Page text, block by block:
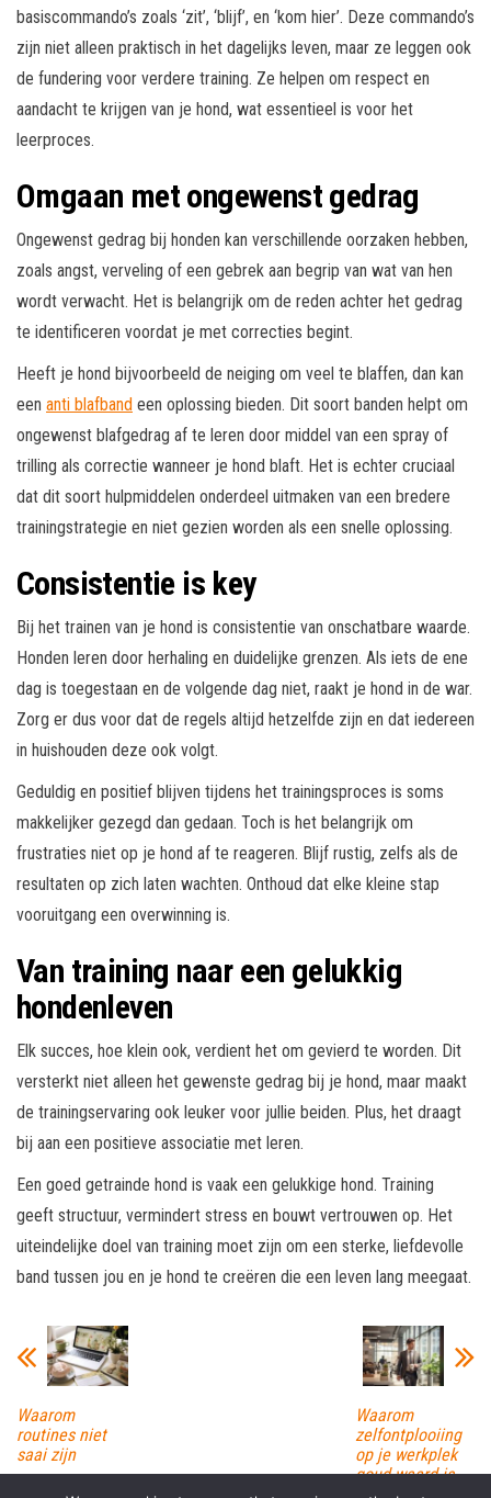
basiscommando’s zoals ‘zit’, ‘blijf’, en ‘kom hier’. Deze commando’s
zijn niet alleen praktisch in het dagelijks leven, maar ze leggen ook
de fundering voor verdere training. Ze helpen om respect en
aandacht te krijgen van je hond, wat essentieel is voor het
leerproces.
Omgaan met ongewenst gedrag
Ongewenst gedrag bij honden kan verschillende oorzaken hebben,
zoals angst, verveling of een gebrek aan begrip van wat van hen
wordt verwacht. Het is belangrijk om de reden achter het gedrag
te identificeren voordat je met correcties begint.
Heeft je hond bijvoorbeeld de neiging om veel te blaffen, dan kan
een anti blafband een oplossing bieden. Dit soort banden helpt om
ongewenst blafgedrag af te leren door middel van een spray of
trilling als correctie wanneer je hond blaft. Het is echter cruciaal
dat dit soort hulpmiddelen onderdeel uitmaken van een bredere
trainingstrategie en niet gezien worden als een snelle oplossing.
Consistentie is key
Bij het trainen van je hond is consistentie van onschatbare waarde.
Honden leren door herhaling en duidelijke grenzen. Als iets de ene
dag is toegestaan en de volgende dag niet, raakt je hond in de war.
Zorg er dus voor dat de regels altijd hetzelfde zijn en dat iedereen
in huishouden deze ook volgt.
Geduldig en positief blijven tijdens het trainingsproces is soms
makkelijker gezegd dan gedaan. Toch is het belangrijk om
frustraties niet op je hond af te reageren. Blijf rustig, zelfs als de
resultaten op zich laten wachten. Onthoud dat elke kleine stap
vooruitgang een overwinning is.
Van training naar een gelukkig
hondenleven
Elk succes, hoe klein ook, verdient het om gevierd te worden. Dit
versterkt niet alleen het gewenste gedrag bij je hond, maar maakt
de trainingservaring ook leuker voor jullie beiden. Plus, het draagt
bij aan een positieve associatie met leren.
Een goed getrainde hond is vaak een gelukkige hond. Training
geeft structuur, vermindert stress en bouwt vertrouwen op. Het
uiteindelijke doel van training moet zijn om een sterke, liefdevolle
band tussen jou en je hond te creëren die een leven lang meegaat.
Waarom
routines niet
saai zijn
Waarom
zelfontplooiing
op je werkplek
goud waard is